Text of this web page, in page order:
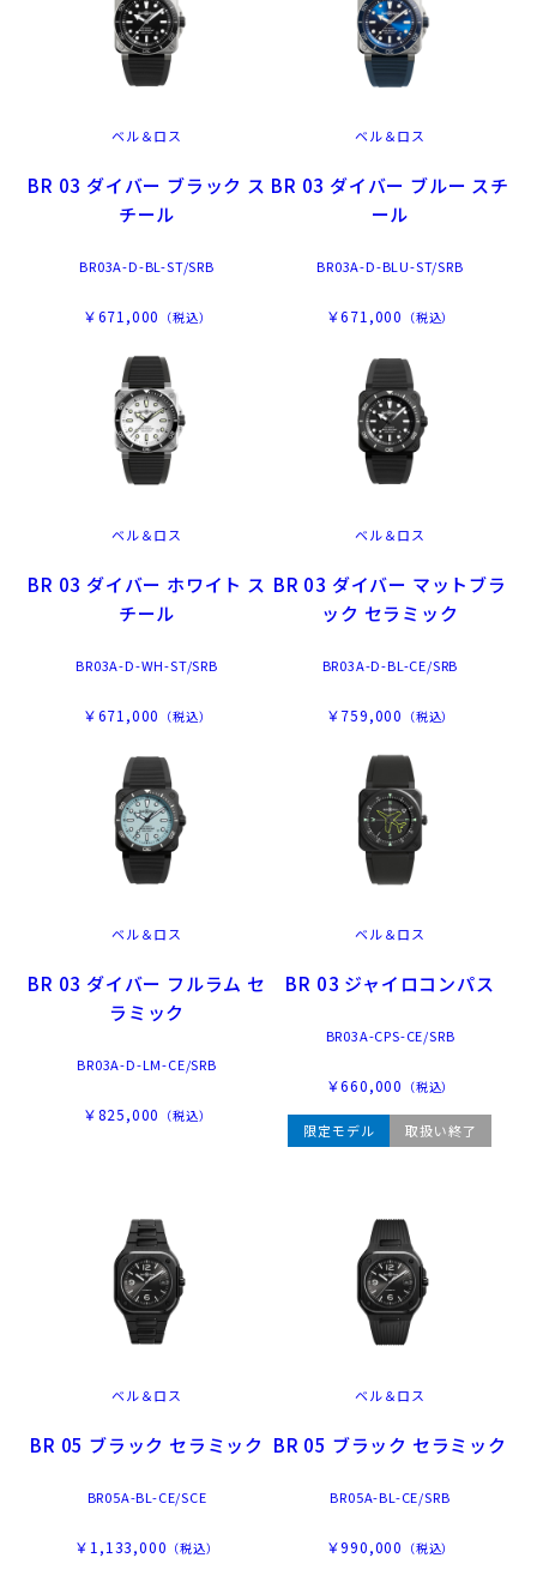
ベル＆ロス
BR 03 ダイバー ブラック ス
チール
BR03A-D-BL-ST/SRB
￥671,000 （税込）
ベル＆ロス
BR 03 ダイバー ブルー スチ
ール
BR03A-D-BLU-ST/SRB
￥671,000 （税込）
ベル＆ロス
BR 03 ダイバー ホワイト ス
チール
BR03A-D-WH-ST/SRB
￥671,000 （税込）
ベル＆ロス
BR 03 ダイバー マットブラ
ック セラミック
BR03A-D-BL-CE/SRB
￥759,000 （税込）
ベル＆ロス
BR 03 ダイバー フルラム セ
ラミック
BR03A-D-LM-CE/SRB
￥825,000 （税込）
ベル＆ロス
BR 03 ジャイロコンパス
BR03A-CPS-CE/SRB
￥660,000 （税込）
限定モデル 取扱い終了
ベル＆ロス
BR 05 ブラック セラミック
BR05A-BL-CE/SCE
￥1,133,000 （税込）
ベル＆ロス
BR 05 ブラック セラミック
BR05A-BL-CE/SRB
￥990,000 （税込）